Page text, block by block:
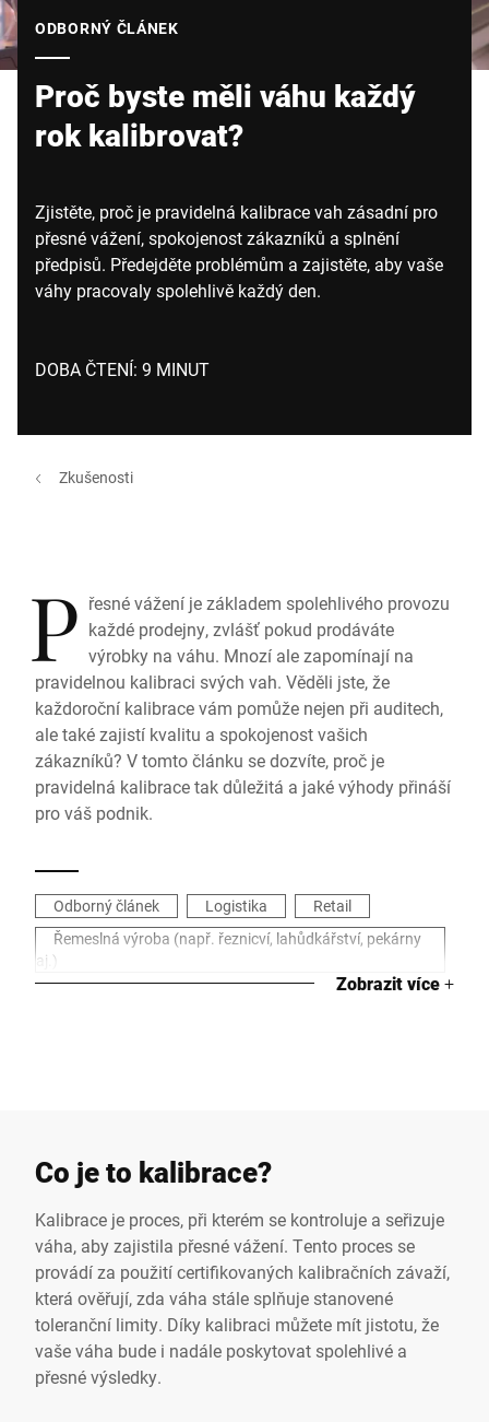
ODBORNÝ ČLÁNEK
Proč byste měli váhu každý
rok kalibrovat?
Zjistěte, proč je pravidelná kalibrace vah zásadní pro
přesné vážení, spokojenost zákazníků a splnění
předpisů. Předejděte problémům a zajistěte, aby vaše
váhy pracovaly spolehlivě každý den.
DOBA ČTENÍ: 9 MINUT
Zkušenosti
P řesné vážení je základem spolehlivého provozu
každé prodejny, zvlášť pokud prodáváte
výrobky na váhu. Mnozí ale zapomínají na
pravidelnou kalibraci svých vah. Věděli jste, že
každoroční kalibrace vám pomůže nejen při auditech,
ale také zajistí kvalitu a spokojenost vašich
zákazníků? V tomto článku se dozvíte, proč je
pravidelná kalibrace tak důležitá a jaké výhody přináší
pro váš podnik.
Odborný článek Logistika
Retail
Řemeslná výroba (např. řeznicví, lahůdkářství, pekárny
aj.)
Zpracovatelský průmyslZobrazit více+
Co je to kalibrace?
Kalibrace je proces, při kterém se kontroluje a seřizuje
váha, aby zajistila přesné vážení. Tento proces se
provádí za použití certifikovaných kalibračních závaží,
která ověřují, zda váha stále splňuje stanovené
toleranční limity. Díky kalibraci můžete mít jistotu, že
vaše váha bude i nadále poskytovat spolehlivé a
přesné výsledky.